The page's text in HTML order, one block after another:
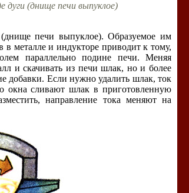
(днище печи выпуклое)
печи выпуклое). Образуемое им
в металле и индукторе приводит к тому,
параллельно подине печи. Меняя
и скачивать из печи шлак, но и более
добавки. Если нужно удалить шлак, ток
окна сливают шлак в приготовленную
направление тока меняют на